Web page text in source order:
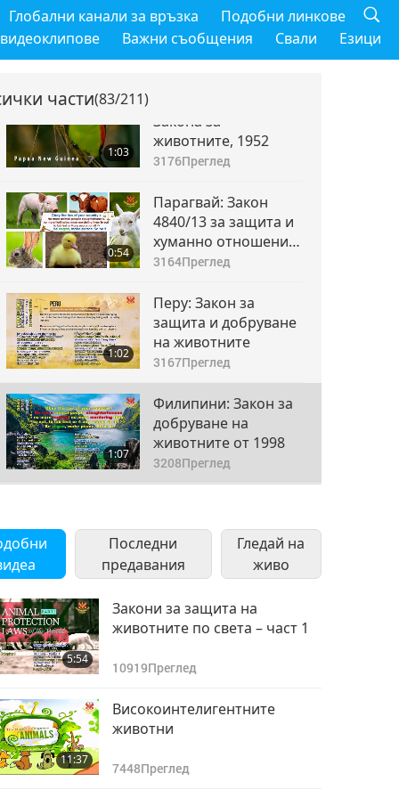
Глобални канали за връзка
Подобни линкове
Важни съобщения Свали Езици
части(83/211)
превенция на
жестокост към
животните, 1890
3126Преглед
1:03
Закона за
животните, 1952
3176Преглед
0:54
Парагвай: Закон
4840/13 за защита и
хуманно отношение
към животните
3164Преглед
1:02
Перу: Закон за
защита и добруване
на животните
3167Преглед
1:07
Филипини: Закон за
добруване на
животните от 1998
3208Преглед
животните от 1997
(допълнен през 2018)
3228Преглед
Португалия: Закон за
защита на
3401Преглед
Пуерто Рико: Закон
за хуманно
към животните, 2008
3260Преглед
Последни
предавания
Гледай на
живо
5:54
Закони за защита на
животните по света – част 1
10919Преглед
11:37
Високоинтелигентните
животни
7448Преглед